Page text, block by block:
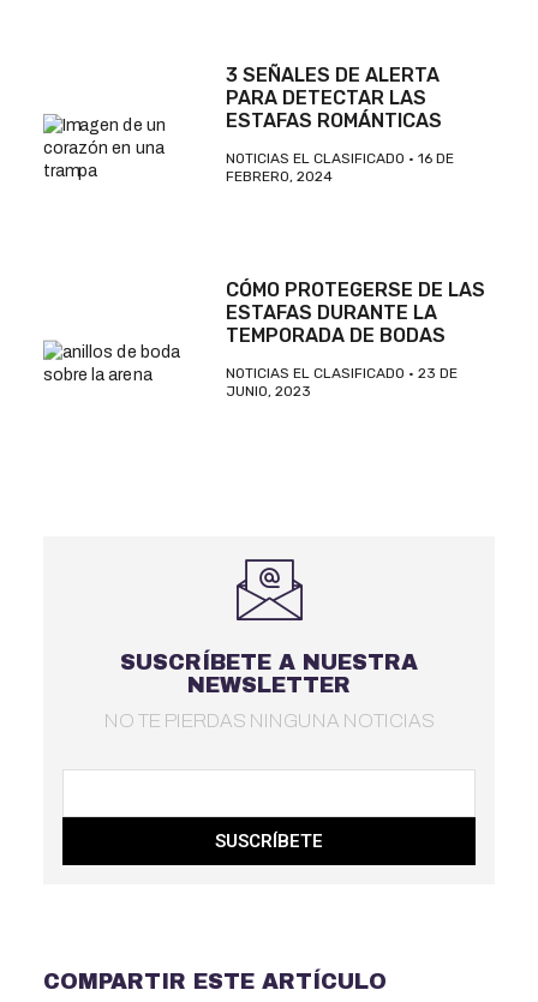
3 SEÑALES DE ALERTA
PARA DETECTAR LAS
ESTAFAS ROMÁNTICAS
NOTICIAS EL CLASIFICADO
16 DE
FEBRERO, 2024
CÓMO PROTEGERSE DE LAS
ESTAFAS DURANTE LA
TEMPORADA DE BODAS
NOTICIAS EL CLASIFICADO
23 DE
JUNIO, 2023
SUSCRÍBETE A NUESTRA
NEWSLETTER
NO TE PIERDAS NINGUNA NOTICIAS
SUSCRÍBETE
COMPARTIR ESTE ARTÍCULO